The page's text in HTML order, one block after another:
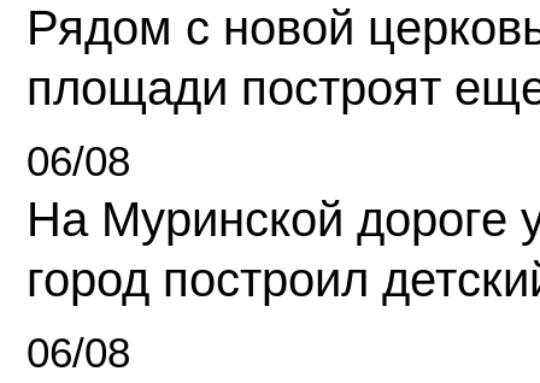
Рядом с новой
площади построят
06/08
На Муринской дороге
город построил
06/08